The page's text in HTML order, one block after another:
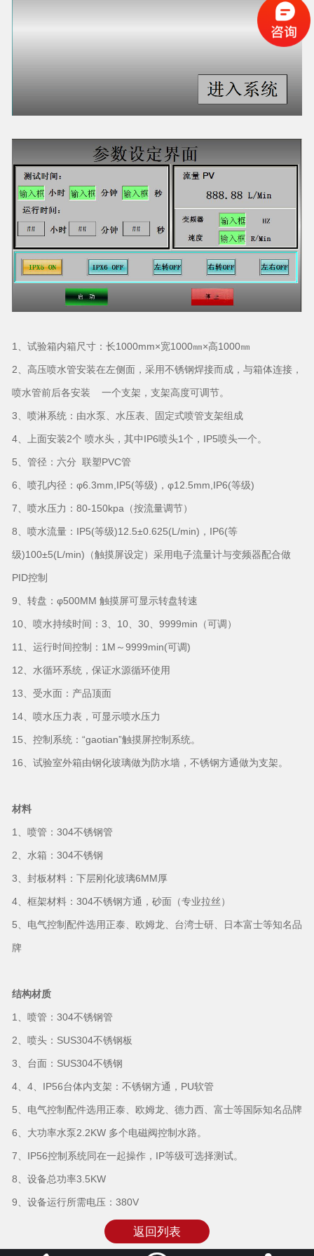
1、试验箱内箱尺寸：长1000mm×宽1000㎜×高1000㎜
2、高压喷水管安装在左侧面，采用不锈钢焊接而成，与箱体连接，
喷水管前后各安装 一个支架，支架高度可调节。
3、喷淋系统：由水泵、水压表、固定式喷管支架组成
4、上面安装2个 喷水头，其中IP6喷头1个，IP5喷头一个。
5、管径：六分 联塑PVC管
6、喷孔内径：φ6.3mm,IP5(等级)，φ12.5mm,IP6(等级)
7、喷水压力：80-150kpa（按流量调节）
8、喷水流量：IP5(等级)12.5±0.625(L/min)，IP6(等
级)100±5(L/min)（触摸屏设定）采用电子流量计与变频器配合做
PID控制
9、转盘：φ500MM 触摸屏可显示转盘转速
10、喷水持续时间：3、10、30、9999min（可调）
11、运行时间控制：1M～9999min(可调)
12、水循环系统，保证水源循环使用
13、受水面：产品顶面
14、喷水压力表，可显示喷水压力
15、控制系统：“gaotian”触摸屏控制系统。
16、试验室外箱由钢化玻璃做为防水墙，不锈钢方通做为支架。
材料
1、喷管：304不锈钢管
2、水箱：304不锈钢
3、封板材料：下层刚化玻璃6MM厚
4、框架材料：304不锈钢方通，砂面（专业拉丝）
5、电气控制配件选用正泰、欧姆龙、台湾士研、日本富士等知名品
牌
结构材质
1、喷管：304不锈钢管
2、喷头：SUS304不锈钢板
3、台面：SUS304不锈钢
4、4、IP56台体内支架：不锈钢方通，PU软管
5、电气控制配件选用正泰、欧姆龙、德力西、富士等国际知名品牌
6、大功率水泵2.2KW 多个电磁阀控制水路。
7、IP56控制系统同在一起操作，IP等级可选择测试。
8、设备总功率3.5KW
9、设备运行所需电压：380V
返回列表